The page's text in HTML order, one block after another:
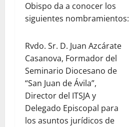
Obispo da a conocer los
siguientes nombramientos:
Rvdo. Sr. D. Juan Azcárate
Casanova, Formador del
Seminario Diocesano de
“San Juan de Ávila”,
Director del ITSJA y
Delegado Episcopal para
los asuntos jurídicos de